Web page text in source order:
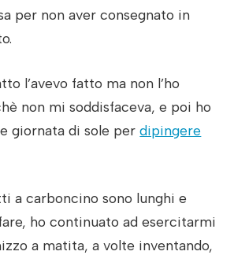
per non aver consegnato in
l’avevo fatto ma non l’ho
non mi soddisfaceva, e poi ho
giornata di sole perdipingere
a carboncino sono lunghi e
ho continuato ad esercitarmi
a matita, a volte inventando,